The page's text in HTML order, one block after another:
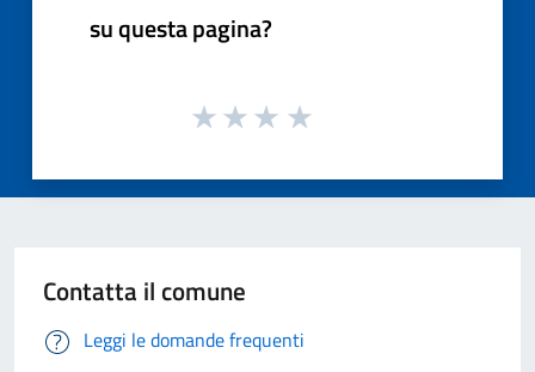
su questa pagina?
Contatta il comune
Leggi le domande frequenti